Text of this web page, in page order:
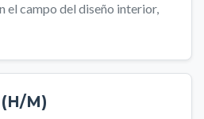
el campo del diseño interior,
M)